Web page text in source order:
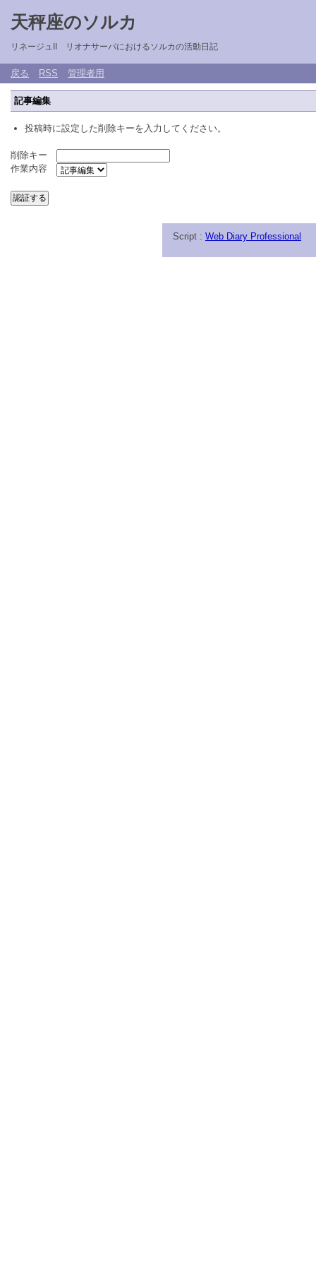
天秤座のソルカ
リネージュII リオナサーバにおけるソルカの活動日記
戻る RSS 管理者用
記事編集
投稿時に設定した削除キーを入力してください。
削除キー
作業内容
Script : Web Diary Professional